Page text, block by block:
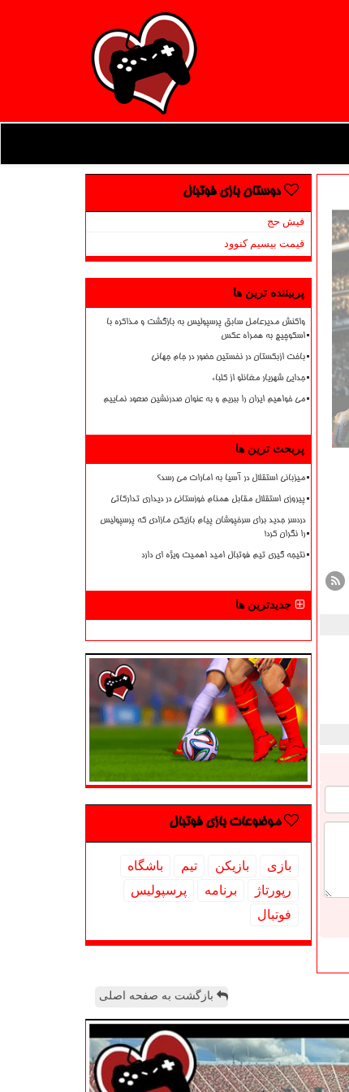
دوستان بازی فوتبال
فیش حج
قیمت بیسیم کنوود
پربیننده ترین ها
واکنش مدیرعامل سابق پرسپولیس به بازگشت و مذاکره با
اسکوچیچ به همراه عکس
باخت ازبکستان در نخستین حضور در جام جهانی
جدایی شهریار مغانلو از کلباء
می خواهیم ایران را ببریم و به عنوان صدرنشین صعود نماییم
پربحث ترین ها
میزبانی استقلال در آسیا به امارات می رسد؟
پیروزی استقلال مقابل همنام خوزستانی در دیداری تدارکاتی
دردسر جدید برای سرخپوشان پیام بازیکن مازادی که پرسپولیس
را نگران کرد!
نتیجه گیری تیم فوتبال امید اهمیت ویژه ای دارد
جدیدترین ها
موضوعات بازی فوتبال
بازی بازیكن تیم
باشگاه
رپورتاژ
برنامه
پرسپولیس
فوتبال
بازگشت به صفحه اصلی